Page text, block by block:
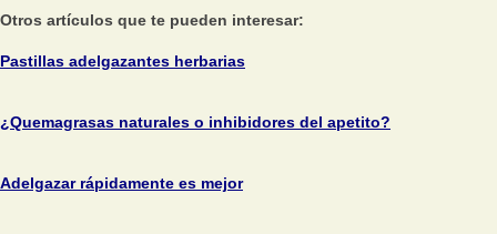
Otros artículos que te pueden interesar:
Pastillas adelgazantes herbarias
¿Quemagrasas naturales o inhibidores del apetito?
Adelgazar rápidamente es mejor